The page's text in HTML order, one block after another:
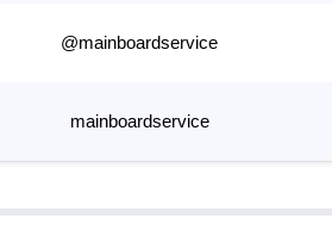
@mainboardservice
mainboardservice